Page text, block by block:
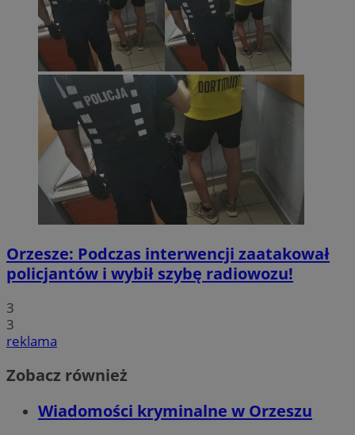
Orzesze: Podczas interwencji zaatakował
policjantów i wybił szybę radiowozu!
3
3
reklama
Zobacz również
Wiadomości kryminalne w Orzeszu